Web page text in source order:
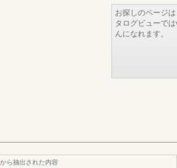
お探しのページ
タログビューで
んになれます。
ら抽出された内容